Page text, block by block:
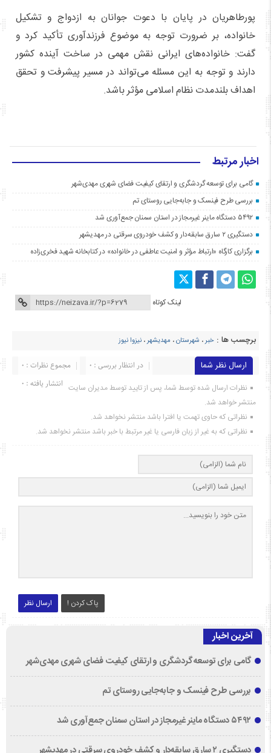
پورطاهریان در پایان با دعوت جوانان به ازدواج و تشکیل
خانواده، بر ضرورت توجه به موضوع فرزندآوری تأکید کرد و
گفت: خانواده‌های ایرانی نقش مهمی در ساخت آینده کشور
دارند و توجه به این مسئله می‌تواند در مسیر پیشرفت و تحقق
اهداف بلندمدت نظام اسلامی مؤثر باشد.
اخبار مرتبط
گامی برای توسعه گردشگری و ارتقای کیفیت فضای شهری مهدی‌شهر
بررسی طرح فینسک و جابه‌جایی روستای تم
۵۴۹۲ دستگاه ماینر غیرمجاز در استان سمنان جمع‌آوری شد
دستگیری ۲ سارق سابقه‌دار و کشف خودروی سرقتی در مهدیشهر
برگزاری کارگاه «ارتباط مؤثر و امنیت عاطفی در خانواده» در کتابخانه شهید فخری‌زاده
لینک کوتاه
برچسب ها : خبر، شهرستان، مهدیشهر، نیزوا نیوز
ارسال نظر شما مجموع نظرات : 0
در انتظار بررسی : 0
انتشار یافته : ۰ نظرات ارسال شده توسط شما، پس از تایید توسط مدیران سایت
منتشر خواهد شد.
نظراتی که حاوی تهمت یا افترا باشد منتشر نخواهد شد.
نظراتی که به غیر از زبان فارسی یا غیر مرتبط با خبر باشد منتشر نخواهد شد.
ارسال نظر پاک کردن !
آخرین اخبار
گامی برای توسعه گردشگری و ارتقای کیفیت فضای شهری مهدی‌شهر
بررسی طرح فینسک و جابه‌جایی روستای تم
۵۴۹۲ دستگاه ماینر غیرمجاز در استان سمنان جمع‌آوری شد